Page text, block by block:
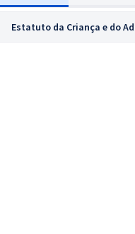
Estatuto da Criança e do